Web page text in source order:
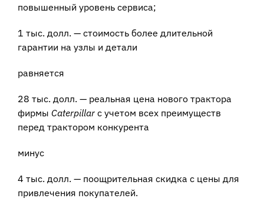
повышенный уровень сервиса;
1 тыс. долл. — стоимость более длительной
гарантии на узлы и детали
равняется
28 тыс. долл. — реальная цена нового трактора
фирмы Caterpillar с учетом всех преимуществ
перед трактором конкурента
минус
4 тыс. долл. — поощрительная скидка с цены для
привлечения покупателей.